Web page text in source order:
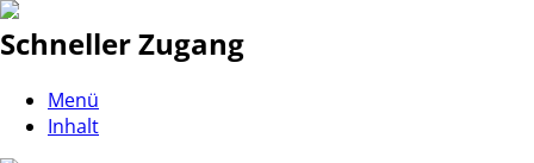
Schneller Zugang
Menü
Inhalt